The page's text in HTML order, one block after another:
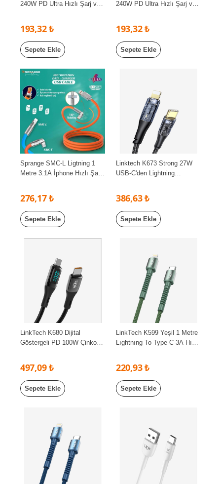
240W PD Ultra Hızlı Şarj ve
193,32 ₺
Sepete Ekle
240W PD Ultra Hızlı Şarj ve
193,32 ₺
Sepete Ekle
Sprange SMC-L Ligtning 1
Metre 3.1A İphone Hızlı Şarj
Kablosu
276,17 ₺
Sepete Ekle
Linktech K673 Strong 27W
USB-C'den Lightning
386,63 ₺
Sepete Ekle
LinkTech K680 Dijital
Göstergeli PD 100W Çinko
497,09 ₺
Sepete Ekle
LinkTech K599 Yeşil 1 Metre
Lıghtnıng To Type-C 3A Hızlı
220,93 ₺
Sepete Ekle